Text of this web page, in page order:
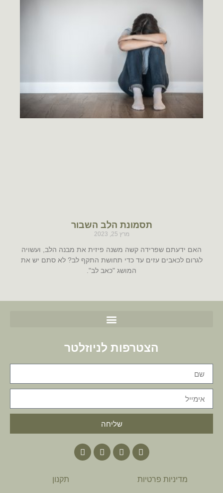
תסמונת הלב השבור
מרץ 25, 2023
האם ידעתם שפרידה קשה משנה פיזית את מבנה הלב, ועשויה
לגרום לכאבים עזים עד כדי תחושת התקף לב? לא סתם יש את
המושג "כאב לב".
הצטרפות לניוזלטר
שליחה
מדיניות פרטיות תקנון